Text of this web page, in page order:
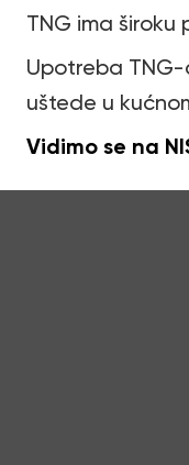
TNG ima
Upotreba
uštede u
Vidimo se na